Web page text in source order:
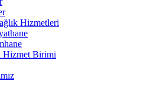
Hizmetleri
Hizmet Birimi